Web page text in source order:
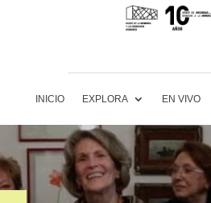
INICIO EXPLORA EN VIVO